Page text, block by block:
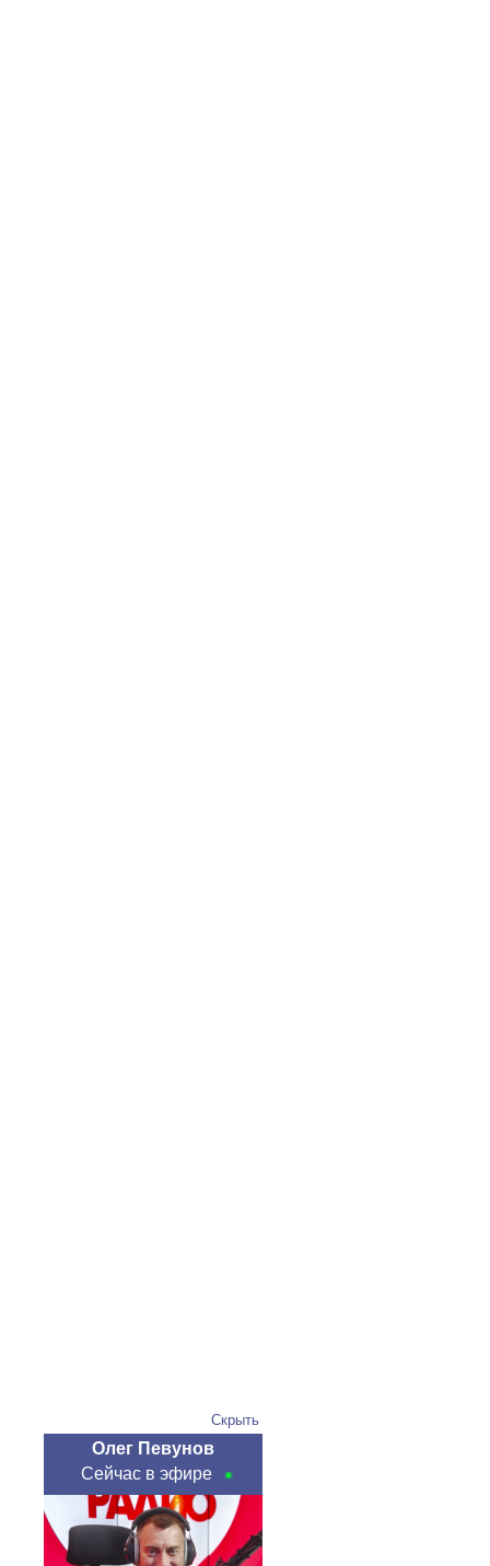
Скрыть
Олег Певунов
Сейчас в эфире